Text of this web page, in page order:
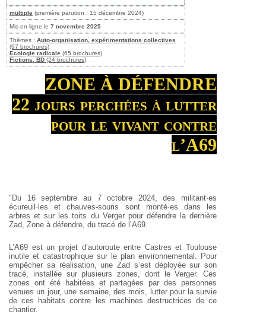
multiple (première parution : 15 décembre 2024)
Mis en ligne le 7 novembre 2025
Thèmes : Auto-organisation, expérimentations collectives
(97 brochures)
Ecologie radicale (65 brochures)
Fictions, BD (24 brochures)
ZONE À DÉFENDRE
22 jours perchées à lutter
pour le vivant contre
l’A69
"Du 16 septembre au 7 octobre 2024, des militant·es
écureuil·les et chauves-souris sont monté·es dans les
arbres et sur les toits du Verger pour défendre la dernière
Zad, Zone à défendre, du tracé de l’A69.
L’A69 est un projet d’autoroute entre Castres et Toulouse
inutile et catastrophique sur le plan environnemental. Pour
empêcher sa réalisation, une Zad s’est déployée sur son
tracé, installée sur plusieurs zones, dont le Verger. Ces
zones ont été habitées et partagées par des personnes
venues un jour, une semaine, des mois, lutter pour la survie
de ces habitats contre les machines destructrices de ce
chantier.